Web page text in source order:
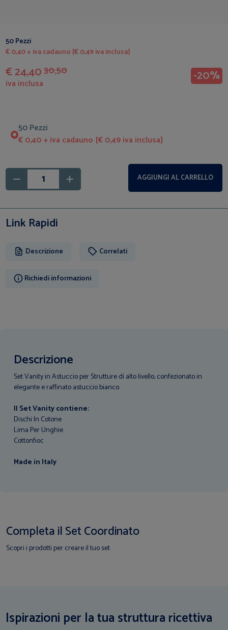
50 Pezzi
€ 0,40 + iva cadauno [€ 0,49 iva inclusa]
€ 24,4030,50
iva inclusa -20%
50 Pezzi
€ 0,40 + iva cadauno [€ 0,49 iva inclusa]
AGGIUNGI AL CARRELLO
Link Rapidi
Descrizione Correlati
Richiedi informazioni
Descrizione
Set Vanity in Astuccio per Strutture di alto livello, confezionato in
elegante e raffinato astuccio bianco.
Il Set Vanity contiene:
Dischi In Cotone
Lima Per Unghie
Cottonfioc
Made in Italy
Completa il Set Coordinato
Scopri i prodotti per creare il tuo set
Ispirazioni per la tua struttura ricettiva